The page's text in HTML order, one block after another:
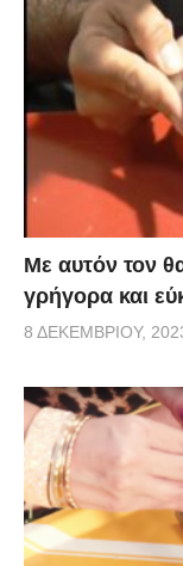
Με αυτόν τον
γρήγορα και
8 ΔΕΚΕΜΒΡΊΟΥ,